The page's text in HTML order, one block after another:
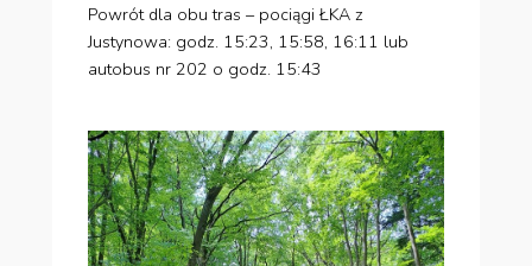
Powrót dla obu tras – pociągi ŁKA z
Justynowa: godz. 15:23, 15:58, 16:11 lub
autobus nr 202 o godz. 15:43